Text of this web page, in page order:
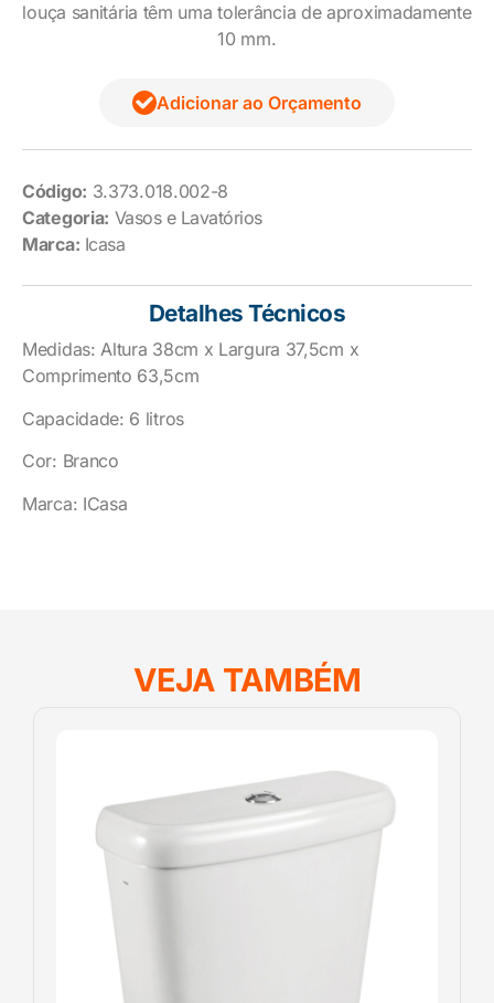
louça sanitária têm uma tolerância de aproximadamente
10 mm.
Adicionar ao Orçamento
Código: 3.373.018.002-8
Categoria: Vasos e Lavatórios
Marca: Icasa
Detalhes Técnicos
Medidas: Altura 38cm x Largura 37,5cm x
Comprimento 63,5cm
Capacidade: 6 litros
Cor: Branco
Marca: ICasa
VEJA TAMBÉM